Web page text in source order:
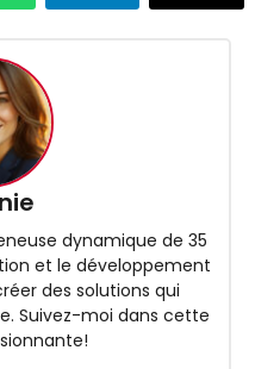
dynamique de 35
et le développement
des solutions qui
Suivez-moi dans cette